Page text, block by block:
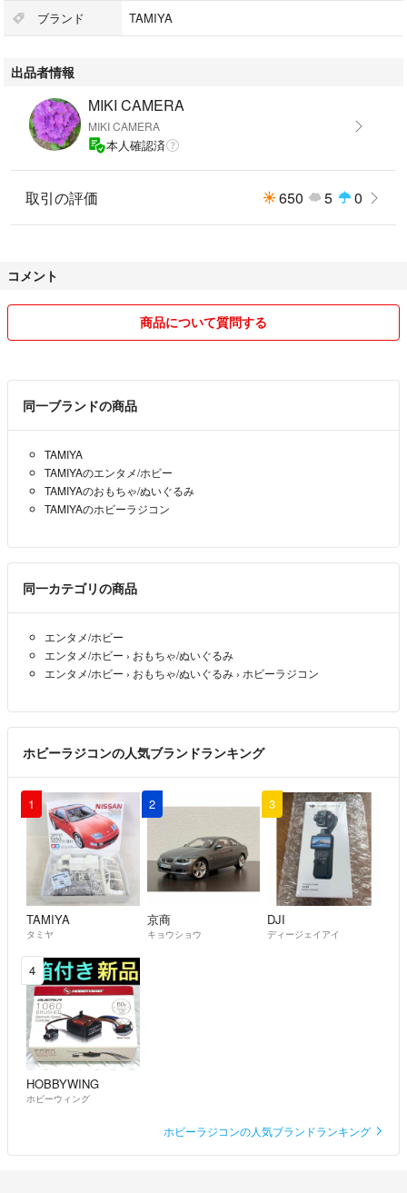
ブランド TAMIYA
出品者情報
MIKI CAMERA
MIKI CAMERA
本人確認済
取引の評価 650 5 0
コメント
商品について質問する
同一ブランドの商品
TAMIYA
TAMIYAのエンタメ/ホビー
TAMIYAのおもちゃ/ぬいぐるみ
TAMIYAのホビーラジコン
同一カテゴリの商品
エンタメ/ホビー
エンタメ/ホビー › おもちゃ/ぬいぐるみ
エンタメ/ホビー › おもちゃ/ぬいぐるみ › ホビーラジコン
ホビーラジコンの人気ブランドランキング
1
TAMIYA
タミヤ
2
京商
キョウショウ
3
DJI
ディージェイアイ
4
HOBBYWING
ホビーウィング
ホビーラジコンの人気ブランドランキング